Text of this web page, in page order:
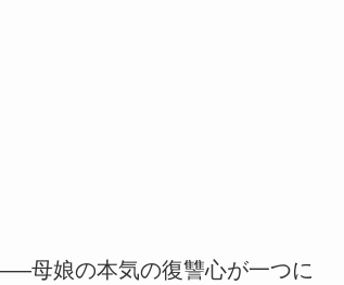
母娘の本気の復讐心が一つに